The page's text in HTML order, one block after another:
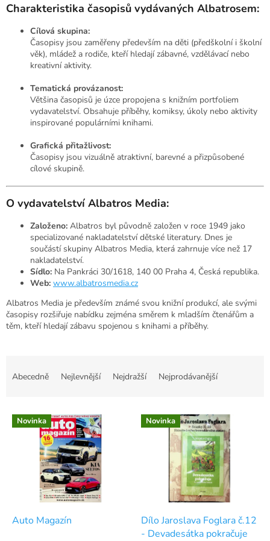
Charakteristika časopisů vydávaných Albatrosem:
Cílová skupina:
Časopisy jsou zaměřeny především na děti (předškolní i školní
věk), mládež a rodiče, kteří hledají zábavné, vzdělávací nebo
kreativní aktivity.
Tematická provázanost:
Většina časopisů je úzce propojena s knižním portfoliem
vydavatelství. Obsahuje příběhy, komiksy, úkoly nebo aktivity
inspirované populárními knihami.
Grafická přitažlivost:
Časopisy jsou vizuálně atraktivní, barevné a přizpůsobené
cílové skupině.
O vydavatelství Albatros Media:
Založeno: Albatros byl původně založen v roce 1949 jako
specializované nakladatelství dětské literatury. Dnes je
součástí skupiny Albatros Media, která zahrnuje více než 17
nakladatelství.
Sídlo: Na Pankráci 30/1618, 140 00 Praha 4, Česká republika.
Web: www.albatrosmedia.cz
Albatros Media je především známé svou knižní produkcí, ale svými
časopisy rozšiřuje nabídku zejména směrem k mladším čtenářům a
těm, kteří hledají zábavu spojenou s knihami a příběhy.
Abecedně Nejlevnější Nejdražší Nejprodávanější
V
d
Novinka
Auto Magazín
Novinka
Dílo Jaroslava Foglara č.12
- Devadesátka pokračuje